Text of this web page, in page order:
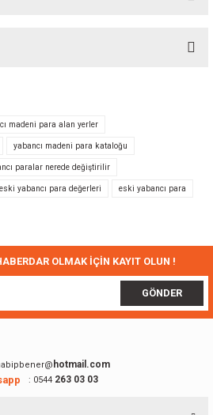
ederiz.
görüntülenemiyor.
bulunuyor.
olmalı.
Gönder
madeni para alan yerler
yabancı madeni para kataloğu
paralar nerede değiştirilir
eski yabancı para değerleri eski yabancı para
OLMAK İÇİN KAYIT OLUN !
GÖNDER
hotmail.com
: 0544263 03 03